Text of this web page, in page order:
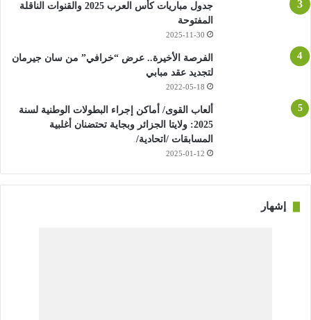
جدول مباريات كأس العرب 2025 والقنوات الناقلة
المفتوحة
2025-11-30
الفرصة الأخيرة.. عرض “خرافي” من سان جيرمان
لتجديد عقد مبابي
2022-05-18
ألعاب القوى/ أماكن إجراء البطولات الوطنية لسنة
2025: ولايتا الجزائر وبجاية تحتضنان أغلبية
المسابقات /اتحادية/
2025-01-12
إشهار